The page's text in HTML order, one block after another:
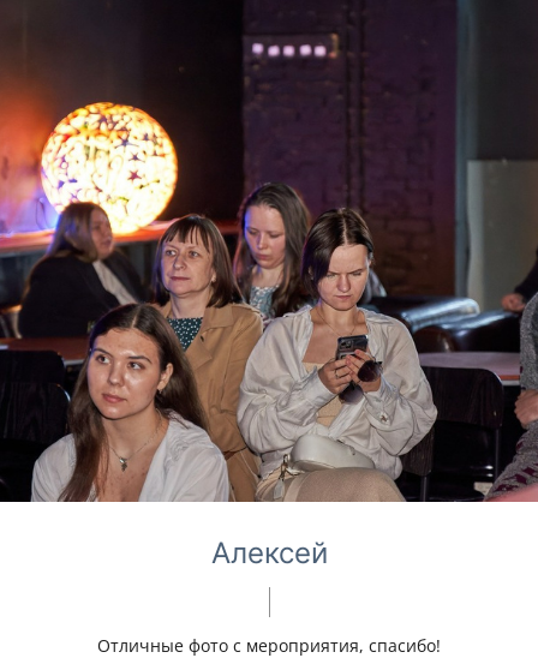
Алексей
Отличные фото с мероприятия, спасибо!